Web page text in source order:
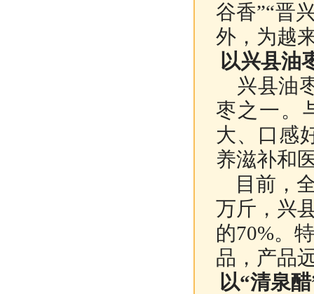
谷香”“晋
外，为越
以兴县油
兴县油
枣之一。
大、口感
养滋补和
目前，
万斤，兴
的70%。
品，产品
以“清泉